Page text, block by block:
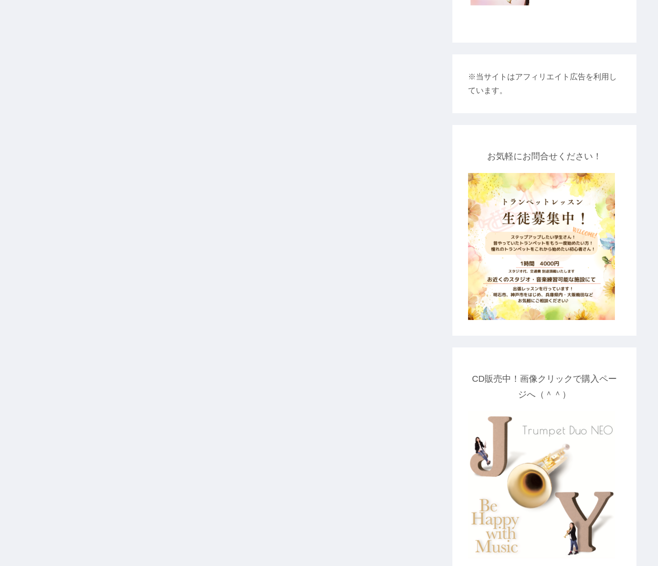
※当サイトはアフィリエイト広告を利用し
ています。
お気軽にお問合せください！
CD販売中！画像クリックで購入ペー
ジへ（＾＾）